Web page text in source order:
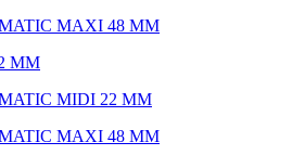
MAXI 48 ММ
ММ
MIDI 22 ММ
MAXI 48 ММ